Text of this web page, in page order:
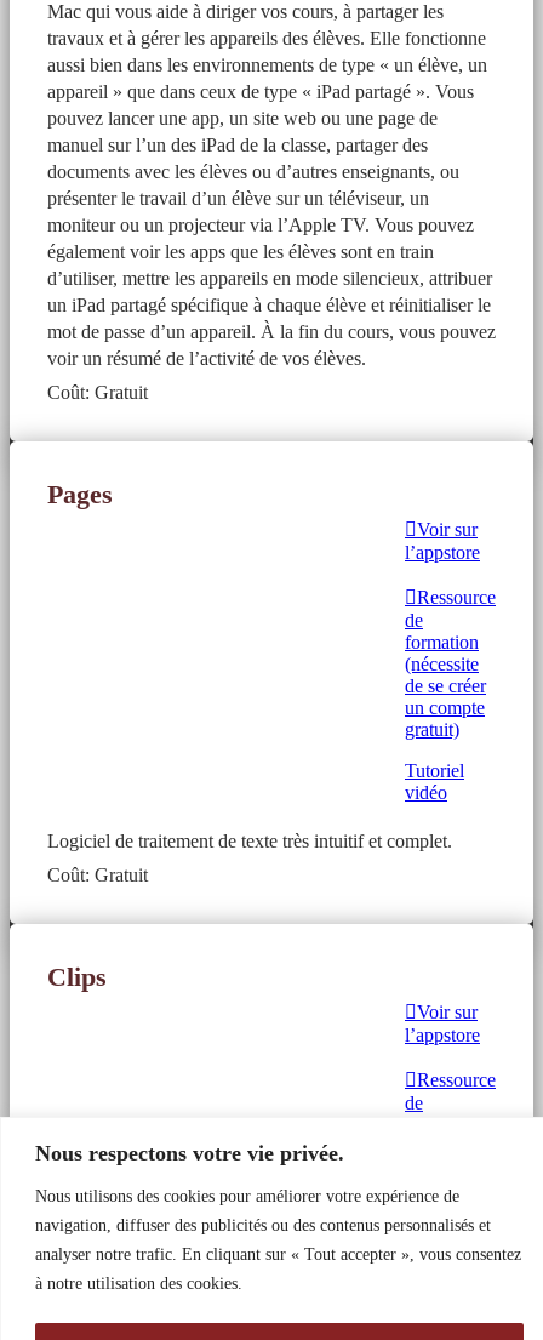
Nous respectons votre vie privée.
Nous utilisons des cookies pour améliorer votre expérience de
navigation, diffuser des publicités ou des contenus personnalisés et
analyser notre trafic. En cliquant sur « Tout accepter », vous consentez
à notre utilisation des cookies.
Mac qui vous aide à diriger vos cours, à partager les
travaux et à gérer les appareils des élèves. Elle fonctionne
aussi bien dans les environnements de type « un élève, un
appareil » que dans ceux de type « iPad partagé ». Vous
pouvez lancer une app, un site web ou une page de
manuel sur l’un des iPad de la classe, partager des
documents avec les élèves ou d’autres enseignants, ou
présenter le travail d’un élève sur un téléviseur, un
moniteur ou un projecteur via l’Apple TV. Vous pouvez
également voir les apps que les élèves sont en train
d’utiliser, mettre les appareils en mode silencieux, attribuer
un iPad partagé spécifique à chaque élève et réinitialiser le
mot de passe d’un appareil. À la fin du cours, vous pouvez
voir un résumé de l’activité de vos élèves.
Coût: Gratuit
Pages
Voir sur
l’appstore
Ressource
de
formation
(nécessite
de se créer
un compte
gratuit)
Tutoriel
vidéo
Logiciel de traitement de texte très intuitif et complet.
Coût: Gratuit
Clips
Voir sur
l’appstore
Ressource
de
vidéos amusantes à partager avec vos amis et votre famille.
En quelques gestes, créez des vidéos verticales ou
horizontales avec des effets de caméra immersifs, des
filtres artistiques, de la musique dynamique, du texte